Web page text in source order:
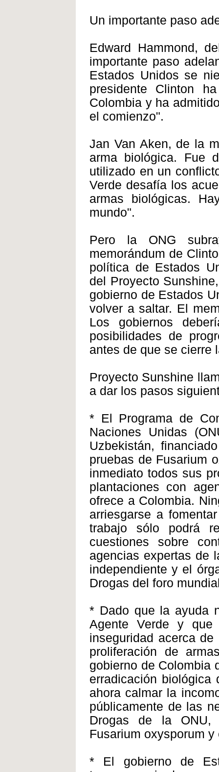
Un importante paso
Edward Hammond,
importante paso
Estados Unidos se
presidente Clinton
Colombia y ha
el comienzo".
Jan Van Aken, de la
arma biológica. Fue
utilizado en un
Verde desafía los
armas biológicas.
mundo".
Pero la ONG
memorándum de
política de Estados
del Proyecto
gobierno de Estados
volver a saltar. El
Los gobiernos
posibilidades de
antes de que se cierre
Proyecto Sunshine
a dar los pasos
* El Programa de
Naciones Unidas
Uzbekistán,
pruebas de Fusarium
inmediato todos sus
plantaciones con
ofrece a Colombia.
arriesgarse a
trabajo sólo podrá
cuestiones sobre
agencias expertas de
independiente y el
Drogas del foro
* Dado que la ayuda
Agente Verde y que
inseguridad acerca
proliferación de
gobierno de Colombia
erradicación biológica
ahora calmar la
públicamente de las
Drogas de la ONU,
Fusarium oxysporum
* El gobierno de